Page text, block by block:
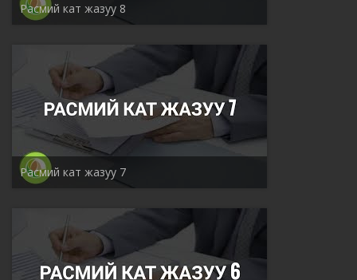
Расмий кат жазуу 8
Расмий кат жазуу 7